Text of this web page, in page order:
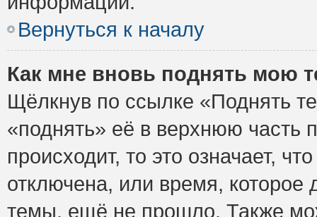
Вернуться к началу
Как мне вновь поднять мою
Щёлкнув по ссылке «Поднять
«поднять» её в верхнюю часть
происходит, то это означает,
отключена, или время, которое
темы, ещё не прошло. Также